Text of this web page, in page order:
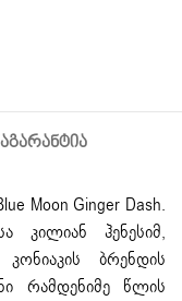
ᲒᲐᲠᲐᲜᲢᲘᲐ
Moon Ginger Dash.
კილიან ჰენესიმ,
ბრენდის
რამდენიმე წლის